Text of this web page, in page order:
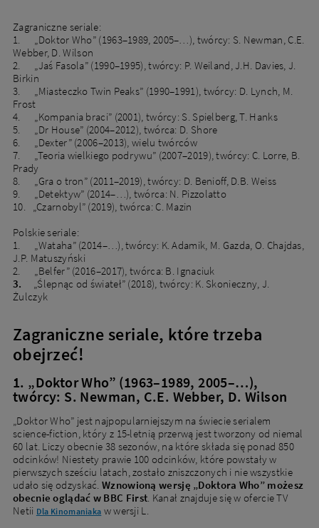
Zagraniczne seriale:
1. „Doktor Who” (1963–1989, 2005–…), twórcy: S. Newman, C.E.
Webber, D. Wilson
2. „Jaś Fasola” (1990–1995), twórcy: P. Weiland, J.H. Davies, J.
Birkin
3. „Miasteczko Twin Peaks” (1990–1991), twórcy: D. Lynch, M.
Frost
4. „Kompania braci” (2001), twórcy: S. Spielberg, T. Hanks
5. „Dr House” (2004–2012), twórca: D. Shore
6. „Dexter” (2006–2013), wielu twórców
7. „Teoria wielkiego podrywu” (2007–2019), twórcy: C. Lorre, B.
Prady
8. „Gra o tron” (2011–2019), twórcy: D. Benioff, D.B. Weiss
9. „Detektyw” (2014–…), twórca: N. Pizzolatto
10. „Czarnobyl” (2019), twórca: C. Mazin
Polskie seriale:
1. „Wataha” (2014–…), twórcy: K. Adamik, M. Gazda, O. Chajdas,
J.P. Matuszyński
2. „Belfer” (2016–2017), twórca: B. Ignaciuk
3.
„Ślepnąc od świateł” (2018), twórcy: K. Skonieczny, J.
Żulczyk
Zagraniczne seriale, które trzeba
obejrzeć!
1. „Doktor Who” (1963–1989, 2005–…),
twórcy: S. Newman, C.E. Webber, D. Wilson
„Doktor Who” jest najpopularniejszym na świecie serialem
science-fiction, który z 15-letnią przerwą jest tworzony od niemal
60 lat. Liczy obecnie 38 sezonów, na które składa się ponad 850
odcinków! Niestety prawie 100 odcinków, które powstały w
pierwszych sześciu latach, zostało zniszczonych i nie wszystkie
udało się odzyskać.Wznowioną wersję „Doktora Who” możesz
obecnie oglądać w BBC First . Kanał znajduje się w ofercie TV
Netii Dla Kinomaniaka w wersji L.